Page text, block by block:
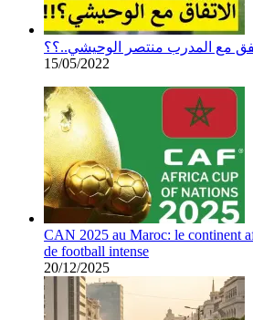
مع المدرب منتصر الوحيشي..؟؟
15/05/2022
CAN 2025 au Maroc: le continent
de football intense
20/12/2025